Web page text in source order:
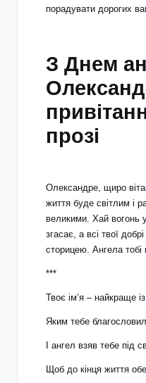
порадувати дорогих
З Днем
прозі
Олександре, щиро
життя буде світлим і
великими. Хай вогонь
згасає, а всі твої
сторицею. Ангела
***
Твоє ім’я – найкраще
Яким тебе
І ангел взяв тебе під
Щоб до кінця життя